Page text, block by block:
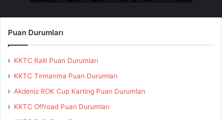
Puan Durumları
KKTC Ralli Puan Durumları
KKTC Tırmanma Puan Durumları
Akdeniz ROK Cup Karting Puan Durumları
KKTC Offroad Puan Durumları